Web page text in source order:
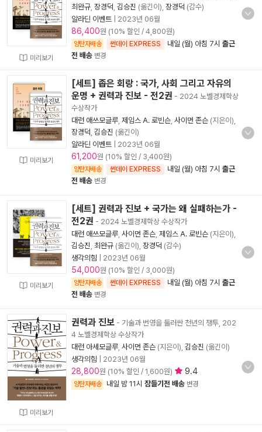
미리보기
최완규 장경덕 김승진 (옮긴이), 장경덕 (감수)
알라딘 이벤트
2023년 06월
86,400원 (10% 할인 / 4,800원)
양탄자배송 썬데이 EXPRESS 내일 (월) 아침 7시 출근
전 배송 변경
미리보기
[세트] 좁은 회랑 : 국가, 사회 그리고 자유의
운명 + 권력과 진보 - 전2권 - 2024 노벨경제학상
수상작가
대런 애쓰모글루 제임스 A. 로빈슨 사이먼 존슨 (지은이),
장경덕 김승진 (옮긴이)
알라딘 이벤트
2023년 06월
61,200원 (10% 할인 / 3,400원)
양탄자배송 썬데이 EXPRESS 내일 (월) 아침 7시 출근
전 배송 변경
미리보기
[세트] 권력과 진보 + 국가는 왜 실패하는가 -
전2권 - 2024 노벨경제학상 수상작가
대런 애쓰모글루 사이먼 존슨 제임스 A. 로빈슨 (지은이),
김승진 최완규 (옮긴이), 장경덕 (감수)
생각의힘
2023년 06월
54,000원 (10% 할인 / 3,000원)
양탄자배송 썬데이 EXPRESS 내일 (월) 아침 7시 출근
전 배송 변경
미리보기
권력과 진보 - 기술과 번영을 둘러싼 천년의 쟁투, 202
4 노벨경제학상 수상작가
대런 아세모글루 사이먼 존슨 (지은이), 김승진 (옮긴이)
생각의힘
2023년 06월
28,800원 (10% 할인 / 1,600원) 9.4
양탄자배송 내일 밤 11시 잠들기전 배송 변경